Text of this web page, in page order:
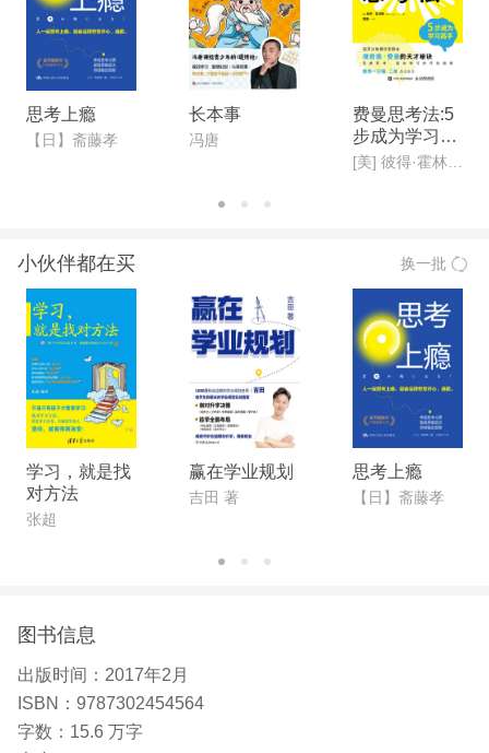
生。首都大学生采访记者，清华大学博士生铜牌讲
师，清华大学新闻网优秀学生记者，在校期间发表上
百篇人物和科技采访新闻稿，并获得清华大学奖学
金。
思考上瘾
【日】斋藤孝
长本事
冯唐
费曼思考法:5
步成为学习高
手
[美] 彼得·霍林斯(Peter Hollins) 著
小伙伴都在买 换一批
学习，就是找
对方法
张超
赢在学业规划
吉田 著
思考上瘾
【日】斋藤孝
图书信息
出版时间： 2017年2月
ISBN： 9787302454564
字数： 15.6 万字